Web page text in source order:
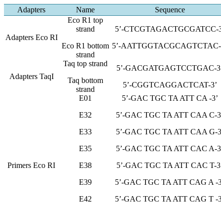
Adapters Name Sequence
Adapters Eco RI
Eco R1 top
strand
Eco R1 bottom
strand
5’-CTCGTAGACTGCGATCC-
5’-AATTGGTACGCAGTCTAC-
Adapters TaqI
Taq top strand
Taq bottom
strand
5’-GACGATGAGTCCTGAC-
5’-CGGTCAGGACTCAT-3’
Primers Eco RI
E01
E32
E33
E35
E38
E39
E42
5’-GAC TGC TA ATT CA -3’
5’-GAC TGC TA ATT CAA C-
5’-GAC TGC TA ATT CAA G-
5’-GAC TGC TA ATT CAC A-
5’-GAC TGC TA ATT CAC T-
5’-GAC TGC TA ATT CAG A -
5’-GAC TGC TA ATT CAG T -